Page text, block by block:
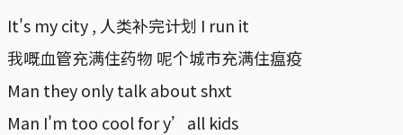
It's my city , 人类补完计划 I run it
我嘅血管充满住药物 呢个城市充满住瘟疫
Man they only talk about shxt
Man I'm too cool for y’all kids